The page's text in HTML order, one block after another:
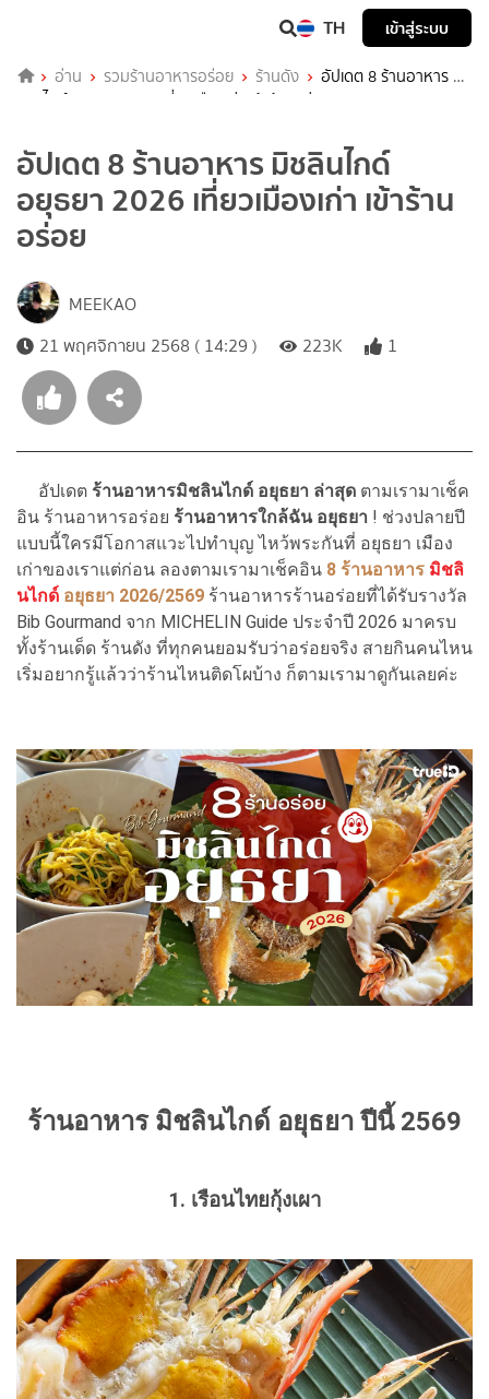
TH เข้าสู่ระบบ
อ่าน รวมร้านอาหารอร่อย ร้านดัง
อัปเดต 8 ร้านอาหาร มิ
ชลินไกด์ อยุธยา 2026 เที่ยวเมืองเก่า เข้าร้านอร่อย
อัปเดต 8 ร้านอาหาร มิชลินไกด์
อยุธยา 2026 เที่ยวเมืองเก่า เข้าร้าน
อร่อย
MEEKAO
21 พฤศจิกายน 2568 ( 14:29 )
223K 1
อัปเดต ร้านอาหารมิชลินไกด์ อยุธยา ล่าสุด ตามเรามาเช็ค
อิน ร้านอาหารอร่อย ร้านอาหารใกล้ฉัน อยุธยา ! ช่วงปลายปี
แบบนี้ใครมีโอกาสแวะไปทำบุญ ไหว้พระกันที่ อยุธยา เมือง
เก่าของเราแต่ก่อน ลองตามเรามาเช็คอิน 8 ร้านอาหาร มิชลิ
นไกด์ อยุธยา 2026/2569 ร้านอาหารร้านอร่อยที่ได้รับรางวัล
Bib Gourmand จาก MICHELIN Guide ประจำปี 2026 มาครบ
ทั้งร้านเด็ด ร้านดัง ที่ทุกคนยอมรับว่าอร่อยจริง สายกินคนไหน
เริ่มอยากรู้แล้วว่าร้านไหนติดโผบ้าง ก็ตามเรามาดูกันเลยค่ะ
ร้านอาหาร มิชลินไกด์ อยุธยา ปีนี้ 2569
1. เรือนไทยกุ้งเผา